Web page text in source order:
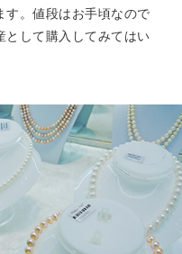
す。値段はお手頃なので
として購入してみてはい